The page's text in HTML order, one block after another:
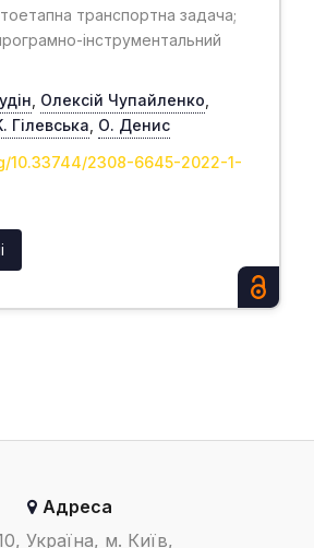
транспортна задача;
інструментальний
Олексій Чупайленко
Гілевська О. Денис
10.33744/2308-6645-2022-1-
Адреса
Україна, м. Київ,